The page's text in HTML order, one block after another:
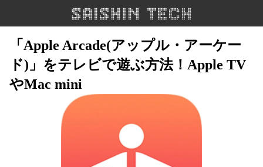
「Apple Arcade(アップル・アーケー
ド)」をテレビで遊ぶ方法！Apple TV
やMac mini